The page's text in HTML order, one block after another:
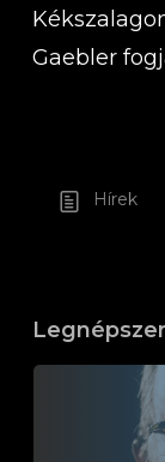
Gaebler
Hírek